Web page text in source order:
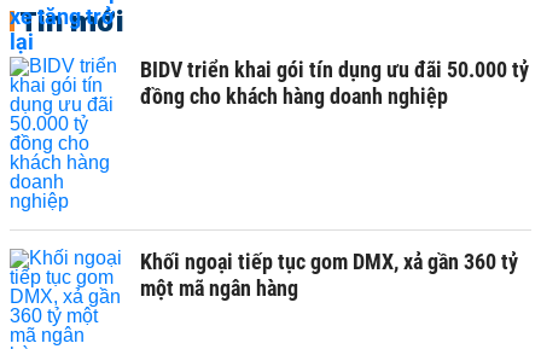
Tin mới
BIDV triển khai gói tín dụng ưu đãi 50.000 tỷ
đồng cho khách hàng doanh nghiệp
Khối ngoại tiếp tục gom DMX, xả gần 360 tỷ
một mã ngân hàng